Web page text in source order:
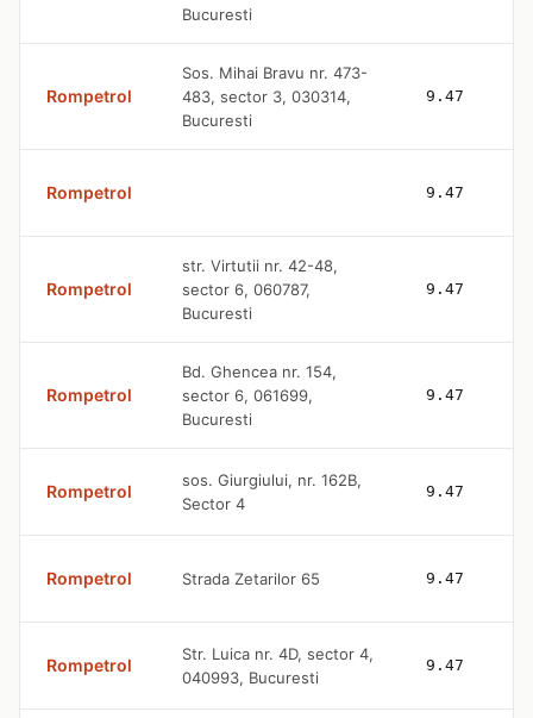
Bucuresti
Rompetrol
Sos. Mihai Bravu nr. 473-
483, sector 3, 030314,
Bucuresti
9.47
Rompetrol 9.47
Rompetrol
str. Virtutii nr. 42-48,
sector 6, 060787,
Bucuresti
9.47
Rompetrol
Bd. Ghencea nr. 154,
sector 6, 061699,
Bucuresti
9.47
Rompetrol
sos. Giurgiului, nr. 162B,
Sector 4
9.47
Rompetrol Strada Zetarilor 65 9.47
Rompetrol
Str. Luica nr. 4D, sector 4,
040993, Bucuresti
9.47